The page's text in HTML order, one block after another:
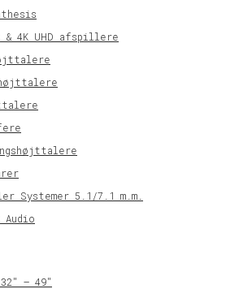
& 4K UHD afspillere
Systemer 5.1/7.1 m.m.
Audio
– 49″